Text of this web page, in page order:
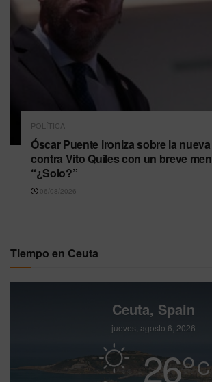
POLÍTICA
Óscar Puente ironiza sobre la
contra Vito Quiles con un breve
“¿Solo?”
06/08/2026
Tiempo en Ceuta
Ceuta, Spain
jueves, agosto 6, 2026
26°C